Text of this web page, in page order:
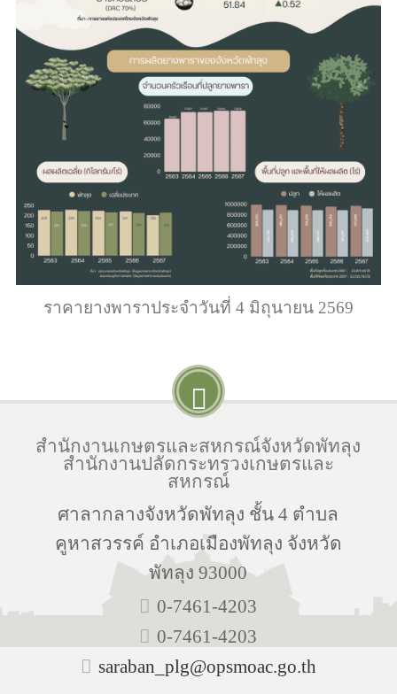
ราคายางพาราประจำวันที่ 4 มิถุนายน 2569
สำนักงานเกษตรและสหกรณ์จังหวัดพัทลุง
สำนักงานปลัดกระทรวงเกษตรและ
สหกรณ์
ศาลากลางจังหวัดพัทลุง ชั้น 4 ตำบล
คูหาสวรรค์ อำเภอเมืองพัทลุง จังหวัด
พัทลุง 93000
0-7461-4203
0-7461-4203
saraban_plg@opsmoac.go.th